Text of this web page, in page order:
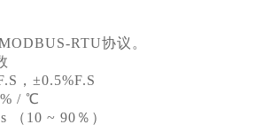
RTU协议。
，±0.5%F.S
/ ℃
（10 ~ 90％）